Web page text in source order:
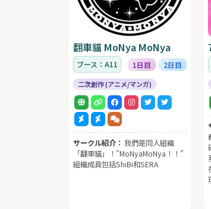
翻車貓 MoNya MoNya
ブース：A11 1日目 2日目
二次創作 (アニメ/マンガ)
サークル紹介： 我們是同人組織
「翻車貓」！"MoNyaMoNya！！"
組織成員包括ShiBi和SERA